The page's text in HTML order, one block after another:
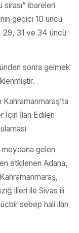
ibareleri
geçici 10 uncu
29, 31 ve 34 üncü
sonra gelmek
Kahramanmaraş’ta
İçin İlan Edilen
gelen
etkilenen Adana,
illeri ile Sivas ili
sebep hali ilan